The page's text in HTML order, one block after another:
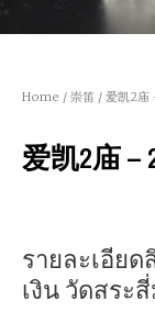
Home / 崇笛 / 爱凯2庙
爱凯2庙 –
รายละเอีย
เงิน วัดสระ